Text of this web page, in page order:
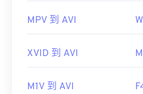
MPV 到 AVI
XVID 到 AVI
M1V 到 AVI